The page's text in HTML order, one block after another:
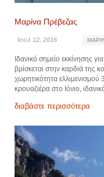
Μαρίνα Πρέβεζας
Ιούλ 12, 2016
Ιδανικό σημείο εκκίνησης
βρίσκεται στην καρδιά της
χωρητικότητα ελλιμενισμού
κρουαζιέρα στο Ιόνιο,
διαβάστε περισσότερα